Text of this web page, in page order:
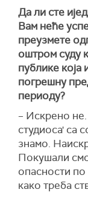
Да ли сте
Вам неће
преузмете
оштром суду
публике која
погрешну
периоду?
– Искрено
студиоса' са
знамо.
Покушали
опасности по
како треба